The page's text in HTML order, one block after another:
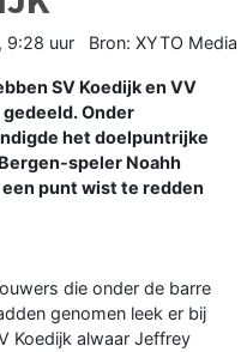
9:28 uur Bron: XYTO Media
SV Koedijk en VV
Onder
het doelpuntrijke
speler Noahh
punt wist te redden
die onder de barre
genomen leek er bij
Koedijk alwaar Jeffrey